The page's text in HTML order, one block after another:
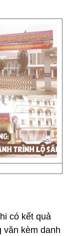
có kết quả
văn kèm danh